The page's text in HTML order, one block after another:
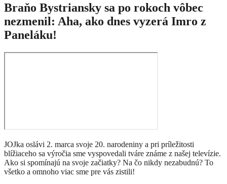
Braňo Bystriansky sa po rokoch vôbec
nezmenil: Aha, ako dnes vyzerá Imro z
Paneláku!
JOJka oslávi 2. marca svoje 20. narodeniny a pri príležitosti
blížiaceho sa výročia sme vyspovedali tváre známe z našej televízie.
Ako si spomínajú na svoje začiatky? Na čo nikdy nezabudnú? To
všetko a omnoho viac sme pre vás zistili!